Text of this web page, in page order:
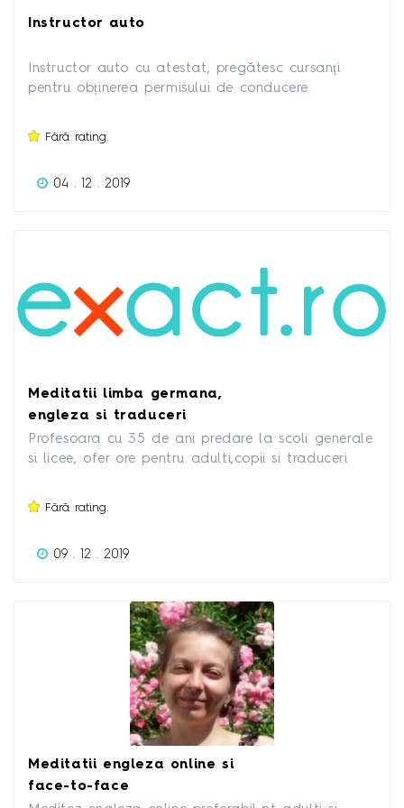
Instructor auto
Instructor auto cu atestat, pregătesc cursanți
pentru obținerea permisului de conducere
Fără rating.
04 . 12 . 2019
Meditatii limba germana,
engleza si traduceri
Profesoara cu 35 de ani predare la scoli generale
si licee, ofer ore pentru adulti,copii si traduceri
Fără rating.
09 . 12 . 2019
Meditatii engleza online si
face-to-face